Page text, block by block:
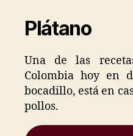
Plátano
Una de las
Colombia hoy en
bocadillo, está en
pollos.